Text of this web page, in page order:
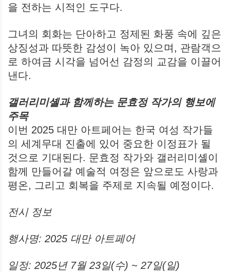
을 전하는 시적인 도구다.
그녀의 회화는 단아하고 정제된 화풍 속에 깊은
상징성과 따뜻한 감성이 녹아 있으며, 관람객으
로 하여금 시각을 넘어선 감정의 교감을 이끌어
낸다.
갤러리미셸과 함께하는 문효정 작가의 행보에
주목
이번 2025 대만 아트페어는 한국 여성 작가들
의 세계무대 진출에 있어 중요한 이정표가 될
것으로 기대된다. 문효정 작가와 갤러리미셸이
함께 만들어갈 예술적 여정은 앞으로도 사랑과
평온, 그리고 회복을 주제로 지속될 예정이다.
전시 정보
행사명: 2025 대만 아트페어
일정: 2025년 7월 23일(수) ~ 27일(일)